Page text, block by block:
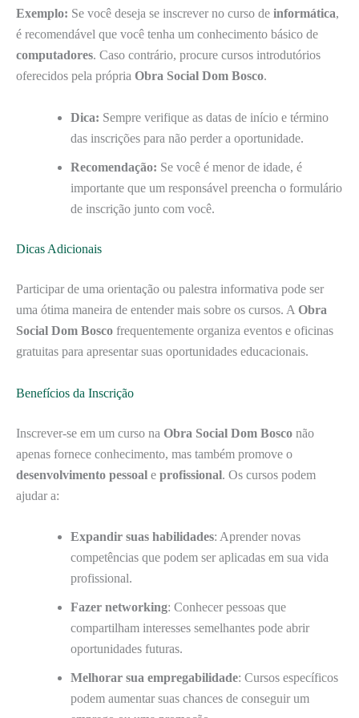
Exemplo: Se você deseja se inscrever no curso de informática,
é recomendável que você tenha um conhecimento básico de
computadores. Caso contrário, procure cursos introdutórios
oferecidos pela própria Obra Social Dom Bosco.
Dica: Sempre verifique as datas de início e término
das inscrições para não perder a oportunidade.
Recomendação: Se você é menor de idade, é
importante que um responsável preencha o formulário
de inscrição junto com você.
Dicas Adicionais
Participar de uma orientação ou palestra informativa pode ser
uma ótima maneira de entender mais sobre os cursos. A Obra
Social Dom Bosco frequentemente organiza eventos e oficinas
gratuitas para apresentar suas oportunidades educacionais.
Benefícios da Inscrição
Inscrever-se em um curso na Obra Social Dom Bosco não
apenas fornece conhecimento, mas também promove o
desenvolvimento pessoal e profissional. Os cursos podem
ajudar a:
Expandir suas habilidades: Aprender novas
competências que podem ser aplicadas em sua vida
profissional.
Fazer networking: Conhecer pessoas que
compartilham interesses semelhantes pode abrir
oportunidades futuras.
Melhorar sua empregabilidade: Cursos específicos
podem aumentar suas chances de conseguir um